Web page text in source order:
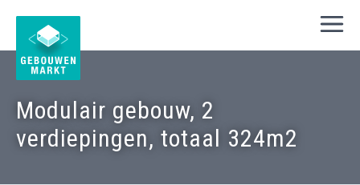
Modulair gebouw, 2
verdiepingen, totaal 324m2